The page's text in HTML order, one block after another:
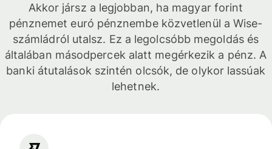
Akkor jársz a legjobban, ha magyar forint
pénznemet euró pénznembe közvetlenül a Wise-
számládról utalsz. Ez a legolcsóbb megoldás és
általában másodpercek alatt megérkezik a pénz. A
banki átutalások szintén olcsók, de olykor lassúak
lehetnek.